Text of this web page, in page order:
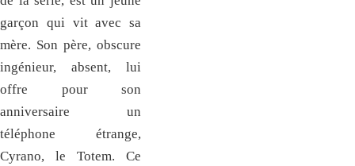
garçon qui vit avec sa
mère. Son père, obscure
ingénieur, absent, lui
offre pour son
anniversaire un
téléphone étrange,
Cyrano, le Totem. Ce